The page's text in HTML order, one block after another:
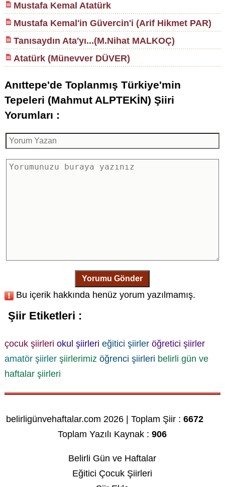
Mustafa Kemal Atatürk
Mustafa Kemal'in Güvercin'i (Arif Hikmet PAR)
Tanısaydın Ata'yı...(M.Nihat MALKOÇ)
Atatürk (Münevver DÜVER)
Anıttepe'de Toplanmış Türkiye'min
Tepeleri (Mahmut ALPTEKİN) Şiiri
Yorumları :
Yorumu Gönder
Bu içerik hakkında henüz yorum yazılmamış.
Şiir Etiketleri :
çocuk şiirleri okul şiirleri eğitici şiirler öğretici şiirler
amatör şiirler şiirlerimiz öğrenci şiirleri belirli gün ve
haftalar şiirleri
belirligünvehaftalar.com 2026 | Toplam Şiir :6672
Toplam Yazılı Kaynak :906
Belirli Gün ve Haftalar
Eğitici Çocuk Şiirleri